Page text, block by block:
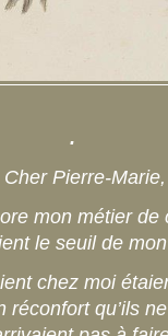
.
Pierre-Marie,
mon métier
le seuil de
chez moi
réconfort qu’ils